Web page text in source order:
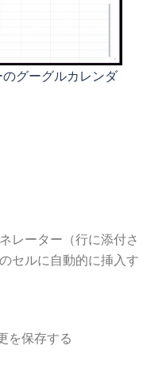
グーグルカレンダ
レーター（行に添付さ
セルに自動的に挿入す
を保存する